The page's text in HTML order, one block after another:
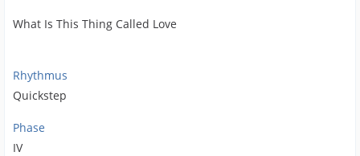
What Is This Thing Called Love
Rhythmus
Quickstep
Phase
IV